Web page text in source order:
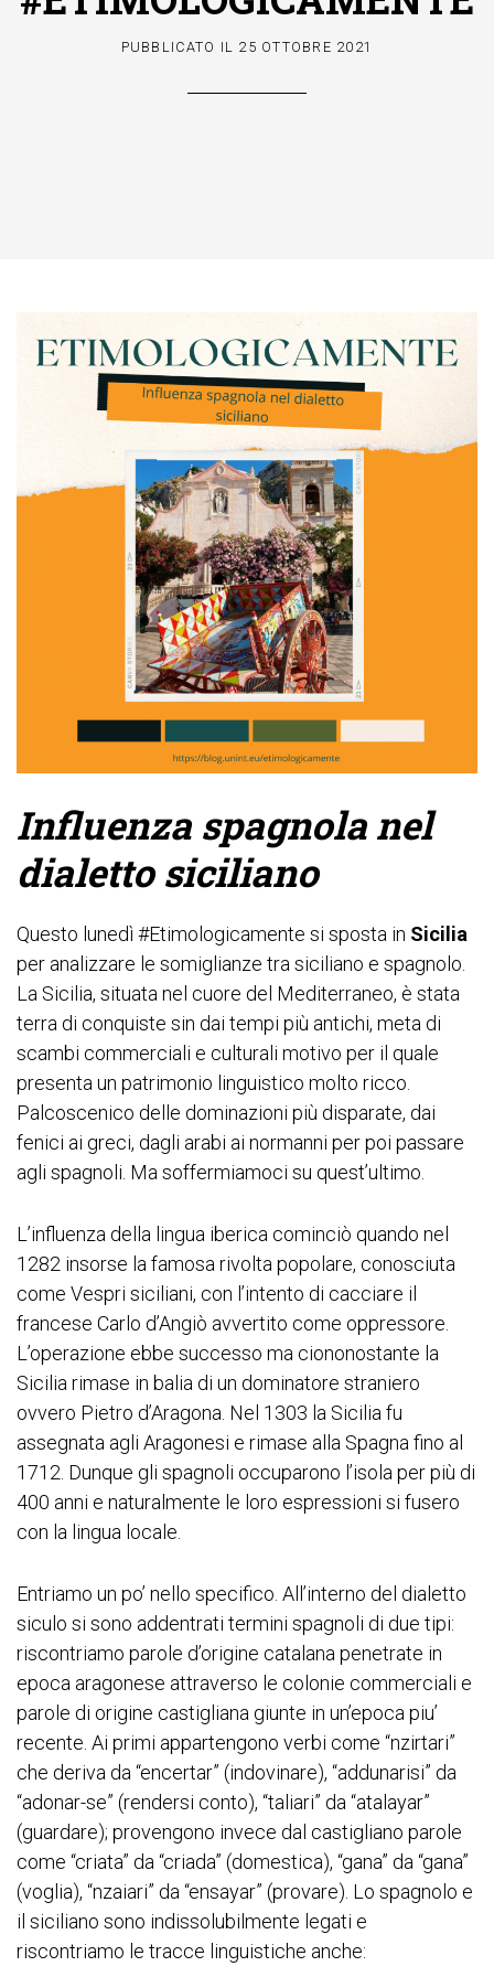
PUBBLICATO IL 25 OTTOBRE 2021
Influenza spagnola nel
dialetto siciliano
Questo lunedì #Etimologicamente si sposta in Sicilia
per analizzare le somiglianze tra siciliano e spagnolo.
La Sicilia, situata nel cuore del Mediterraneo, è stata
terra di conquiste sin dai tempi più antichi, meta di
scambi commerciali e culturali motivo per il quale
presenta un patrimonio linguistico molto ricco.
Palcoscenico delle dominazioni più disparate, dai
fenici ai greci, dagli arabi ai normanni per poi passare
agli spagnoli. Ma soffermiamoci su quest’ultimo.
L’influenza della lingua iberica cominciò quando nel
1282 insorse la famosa rivolta popolare, conosciuta
come Vespri siciliani, con l’intento di cacciare il
francese Carlo d’Angiò avvertito come oppressore.
L’operazione ebbe successo ma ciononostante la
Sicilia rimase in balia di un dominatore straniero
ovvero Pietro d’Aragona. Nel 1303 la Sicilia fu
assegnata agli Aragonesi e rimase alla Spagna fino al
1712. Dunque gli spagnoli occuparono l’isola per più di
400 anni e naturalmente le loro espressioni si fusero
con la lingua locale.
Entriamo un po’ nello specifico. All’interno del dialetto
siculo si sono addentrati termini spagnoli di due tipi:
riscontriamo parole d’origine catalana penetrate in
epoca aragonese attraverso le colonie commerciali e
parole di origine castigliana giunte in un’epoca piu’
recente. Ai primi appartengono verbi come “nzirtari”
che deriva da “encertar” (indovinare), “addunarisi” da
“adonar-se” (rendersi conto), “taliari” da “atalayar”
(guardare); provengono invece dal castigliano parole
come “criata” da “criada” (domestica), “gana” da “gana”
(voglia), “nzaiari” da “ensayar” (provare). Lo spagnolo e
il siciliano sono indissolubilmente legati e
riscontriamo le tracce linguistiche anche: